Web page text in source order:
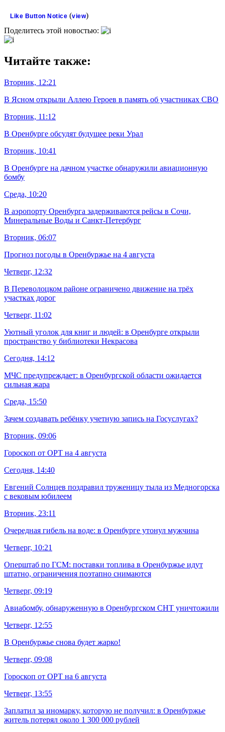
Like Button Notice (view)
Поделитесь этой новостью:
Читайте также:
Вторник, 12:21
В Ясном открыли Аллею Героев в память об участниках СВО
Вторник, 11:12
В Оренбурге обсудят будущее реки Урал
Вторник, 10:41
В Оренбурге на дачном участке обнаружили авиационную
бомбу
Среда, 10:20
В аэропорту Оренбурга задерживаются рейсы в Сочи,
Минеральные Воды и Санкт-Петербург
Вторник, 06:07
Прогноз погоды в Оренбуржье на 4 августа
Четверг, 12:32
В Переволоцком районе ограничено движение на трёх
участках дорог
Четверг, 11:02
Уютный уголок для книг и людей: в Оренбурге открыли
пространство у библиотеки Некрасова
Сегодня, 14:12
МЧС предупреждает: в Оренбургской области ожидается
сильная жара
Среда, 15:50
Зачем создавать ребёнку учетную запись на Госуслугах?
Вторник, 09:06
Гороскоп от ОРТ на 4 августа
Сегодня, 14:40
Евгений Солнцев поздравил труженицу тыла из Медногорска
с вековым юбилеем
Вторник, 23:11
Очередная гибель на воде: в Оренбурге утонул мужчина
Четверг, 10:21
Оперштаб по ГСМ: поставки топлива в Оренбуржье идут
штатно, ограничения поэтапно снимаются
Четверг, 09:19
Авиабомбу, обнаруженную в Оренбургском СНТ уничтожили
Четверг, 12:55
В Оренбуржье снова будет жарко!
Четверг, 09:08
Гороскоп от ОРТ на 6 августа
Четверг, 13:55
Заплатил за иномарку, которую не получил: в Оренбуржье
житель потерял около 1 300 000 рублей